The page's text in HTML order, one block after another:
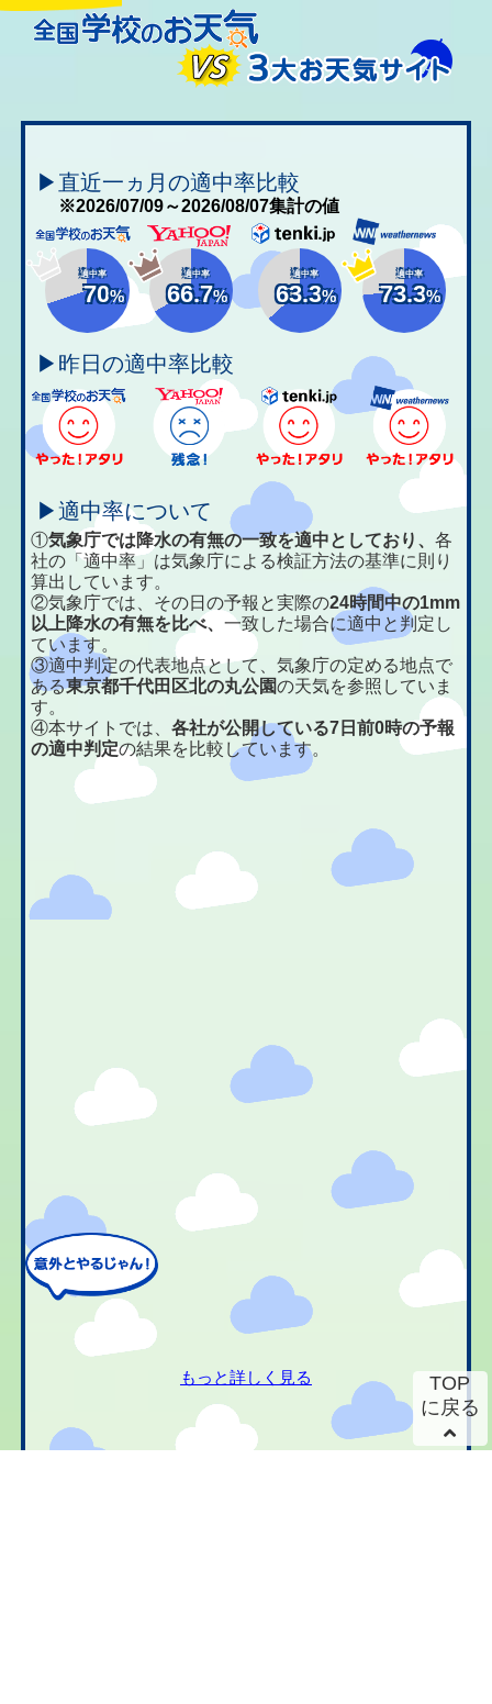
▶直近一ヵ月の適中率比較
※2026/07/09～2026/08/07集計の値
適中率
70%
適中率
66.7%
適中率
63.3%
適中率
73.3%
▶昨日の適中率比較
▶適中率について
①気象庁では降水の有無の一致を適中としており、各
社の「適中率」は気象庁による検証方法の基準に則り
算出しています。
②気象庁では、その日の予報と実際の24時間中の1mm
以上降水の有無を比べ、一致した場合に適中と判定し
ています。
③適中判定の代表地点として、気象庁の定める地点で
ある東京都千代田区北の丸公園の天気を参照していま
す。
④本サイトでは、各社が公開している7日前0時の予報
の適中判定の結果を比較しています。
もっと詳しく見る
TOP
に戻る